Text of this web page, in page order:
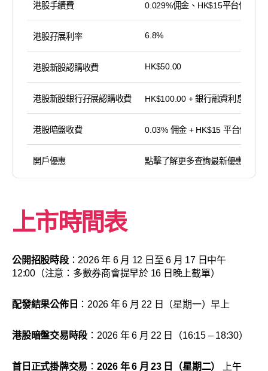
港股手續費 0.029%佣金、HK$15平台使用費
港股孖展利率 6.8%
港股新股認購收費 HK$50.00
港股新股銀行孖展認購收費 HK$100.00 + 銀行融資利息
港股暗盤收費 0.03% 佣金 + HK$15 平台使用費
開戶優惠 點擊了解更多查詢最新優惠
上市時間表
公開招股時段：2026 年 6 月 12 日至 6 月 17 日中午
12:00（注意：多數券商會提早於 16 日晚上截單）
配發結果公佈日 ：2026 年 6 月 22 日（星期一）早上
港股暗盤交易時段 ：2026 年 6 月 22 日（16:15 – 18:30）
首日正式掛牌交易 ： 2026 年 6 月 23 日（星期二）
上午